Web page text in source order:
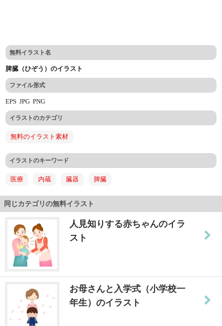
無料イラスト名
脾臓（ひぞう）のイラスト
ファイル形式
EPSJPGPNG
イラストのカテゴリ
無料のイラスト素材
イラストのキーワード
医療 内蔵 臓器 脾臓
同じカテゴリの無料イラスト
人見知りする赤ちゃんのイラ
スト
お母さんと入学式（小学校一
年生）のイラスト